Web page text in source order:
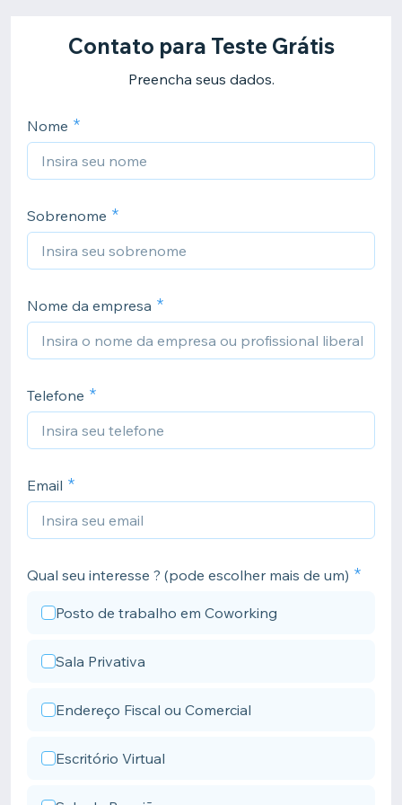
Contato para Teste Grátis
Preencha seus dados.
Nome
Sobrenome
Nome da empresa
Telefone
Email
Qual seu interesse ? (pode escolher mais de um)
Posto de trabalho em Coworking
Sala Privativa
Endereço Fiscal ou Comercial
Escritório Virtual